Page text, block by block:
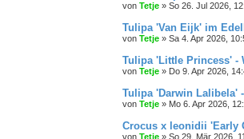
von Tetje » So 26. Jul 2026,
Tulipa 'Van Eijk' im
von Tetje » Sa 4. Apr 2026,
Tulipa 'Little Princess' -
von Tetje » Do 9. Apr 2026,
Tulipa 'Darwin Lalibela'
von Tetje » Mo 6. Apr 2026,
Crocus x leonidii 'Early
von Tetje » So 29. Mär 2026,